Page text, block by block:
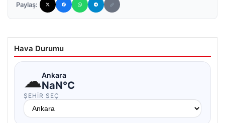
Paylaş:
Hava Durumu
☁Ankara
NaN°C
ŞEHIR SEÇ